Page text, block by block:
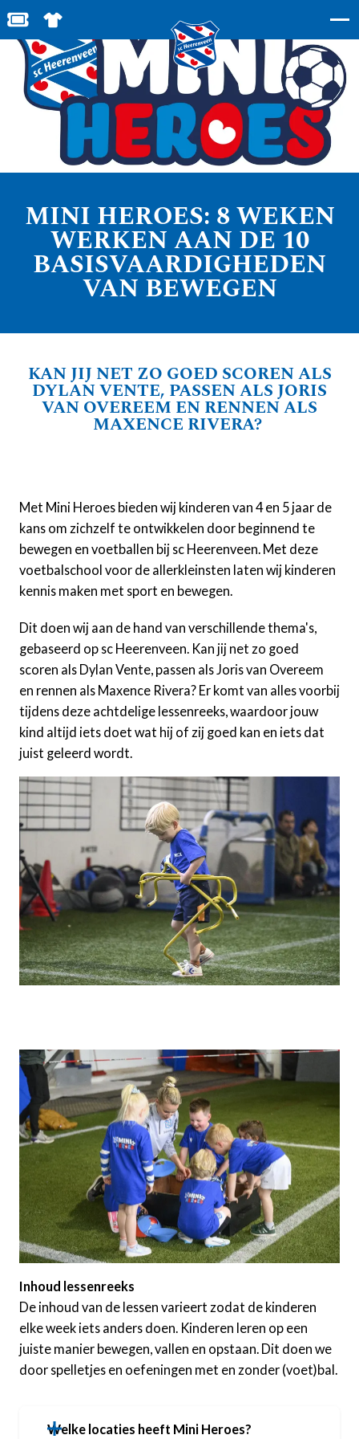
BESTEL JOUW TICKETS
SHOP IN DE FEANSTORE
MINI HEROES: 8 WEKEN
WERKEN AAN DE 10
BASISVAARDIGHEDEN
VAN BEWEGEN
KAN JIJ NET ZO GOED SCOREN ALS
DYLAN VENTE, PASSEN ALS JORIS
VAN OVEREEM EN RENNEN ALS
MAXENCE RIVERA?
Met Mini Heroes bieden wij kinderen van 4 en 5 jaar de
kans om zichzelf te ontwikkelen door beginnend te
bewegen en voetballen bij sc Heerenveen. Met deze
voetbalschool voor de allerkleinsten laten wij kinderen
kennis maken met sport en bewegen.
Dit doen wij aan de hand van verschillende thema's,
gebaseerd op sc Heerenveen. Kan jij net zo goed
scoren als Dylan Vente, passen als Joris van Overeem
en rennen als Maxence Rivera? Er komt van alles voorbij
tijdens deze achtdelige lessenreeks, waardoor jouw
kind altijd iets doet wat hij of zij goed kan en iets dat
juist geleerd wordt.
Inhoud lessenreeks
De inhoud van de lessen varieert zodat de kinderen
elke week iets anders doen. Kinderen leren op een
juiste manier bewegen, vallen en opstaan. Dit doen we
door spelletjes en oefeningen met en zonder (voet)bal.
Welke locaties heeft Mini Heroes?